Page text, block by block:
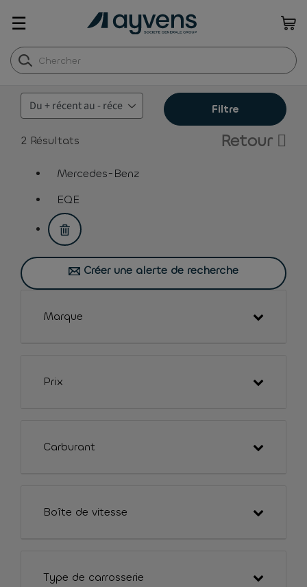
☰
Filtre
2 Résultats Retour
Mercedes-Benz
EQE
assistive.text.remove.filter.button
Créer une alerte de recherche
Marque
Prix
Carburant
Boîte de vitesse
Type de carrosserie